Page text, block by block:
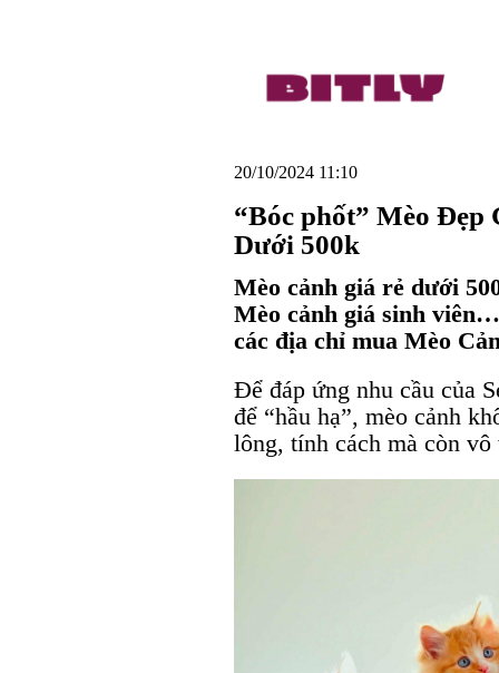
20/10/2024 11:10
“Bóc phốt” Mèo Đẹp
Dưới 500k
Mèo cảnh giá rẻ dưới
Mèo cảnh giá sinh
các địa chỉ mua Mèo
Để đáp ứng nhu cầu của
để “hầu hạ”, mèo cảnh
lông, tính cách mà còn